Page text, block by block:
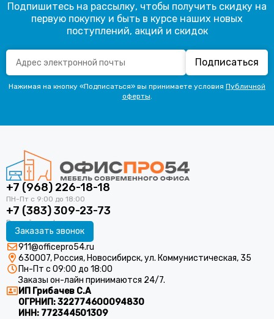
Подпишитесь на рассылку, чтобы получить скидку на
первую покупку и быть в курсе наших новых
поступлений, акций и скидок
Подписаться
Нажимая на кнопку «Подписаться» вы принимаете условия Публичной
оферты.
+7 (968) 226-18-18
+7 (383) 309-23-73
Заказать звонок
911@officepro54.ru
630007, Россия, Новосибирск, ул. Коммунистическая, 35
Пн-Пт с 09:00 до 18:00
Заказы он-лайн принимаются 24/7.
ИП Грибачев С.А
ОГРНИП:322774600094830
ИНН: 772344501309